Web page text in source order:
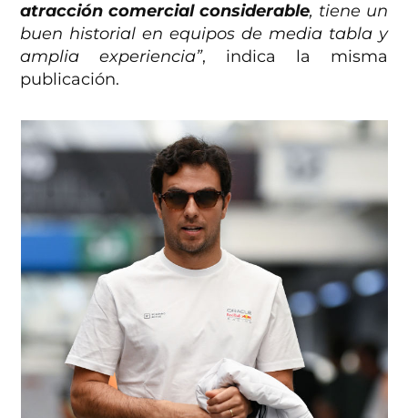
atracción comercial considerable, tiene un
buen historial en equipos de media tabla y
amplia experiencia”, indica la misma
publicación.